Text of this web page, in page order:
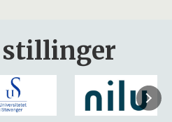
stillinger